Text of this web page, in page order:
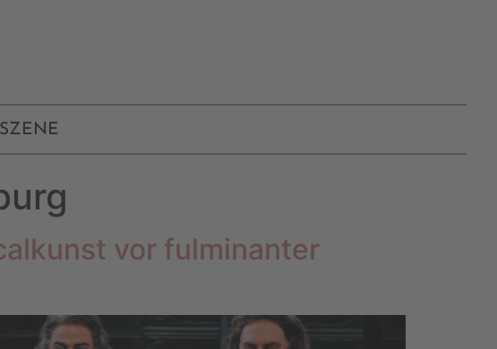
SZENE
vor fulminanter